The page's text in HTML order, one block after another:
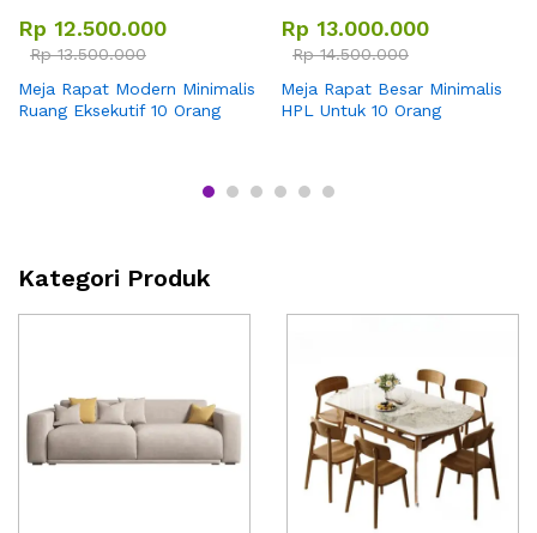
Rp 12.500.000
Rp13.500.000
Meja Rapat Modern Minimalis
Ruang Eksekutif 10 Orang
Rp 13.000.000
Rp14.500.000
Meja Rapat Besar Minimalis
HPL Untuk 10 Orang
Kategori Produk